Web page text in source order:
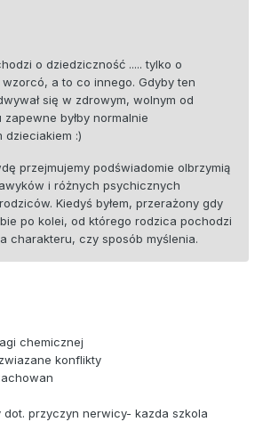
o dziedziczność ..... tylko o
a to co innego. Gdyby ten
się w zdrowym, wolnym od
byłby normalnie
dzieciakiem :)
przejmujemy podświadomie olbrzymią
i różnych psychicznych
Kiedyś byłem, przerażony gdy
po kolei, od którego rodzica pochodzi
charakteru, czy sposób myślenia.
chemicznej
konflikty
przyczyn nerwicy- kazda szkola